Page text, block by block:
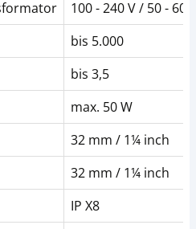
100 - 240 V / 50 - 60
bis 5.000
bis 3,5
max. 50 W
32 mm / 1¼ inch
32 mm / 1¼ inch
IP X8